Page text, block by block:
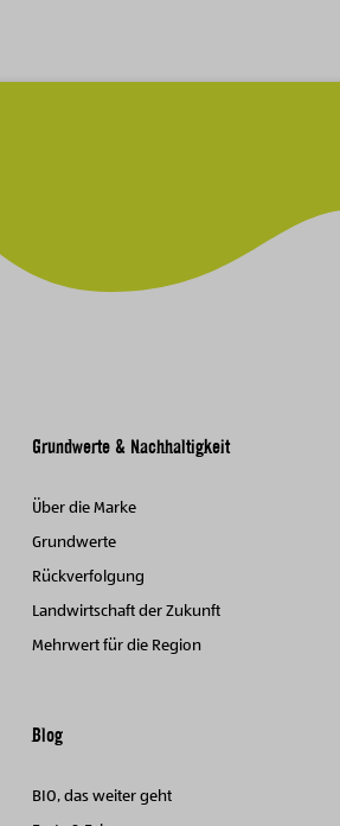
Grundwerte & Nachhaltigkeit
Über die Marke
Grundwerte
Rückverfolgung
Landwirtschaft der Zukunft
Mehrwert für die Region
Blog
BIO, das weiter geht